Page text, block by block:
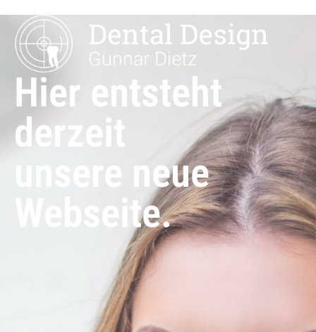
Hier entsteht
derzeit
unsere neue
Webseite.